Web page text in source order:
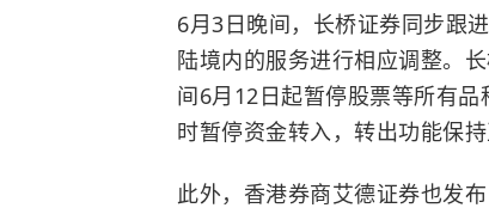
6月3日晚间，长桥证券同步跟
陆境内的服务进行相应调整。
间6月12日起暂停股票等所有
时暂停资金转入，转出功能保
此外，香港券商艾德证券也发